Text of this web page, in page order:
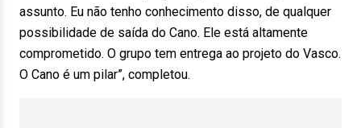
assunto. Eu não tenho conhecimento disso, de qualquer
possibilidade de saída do Cano. Ele está altamente
comprometido. O grupo tem entrega ao projeto do Vasco.
O Cano é um pilar”, completou.